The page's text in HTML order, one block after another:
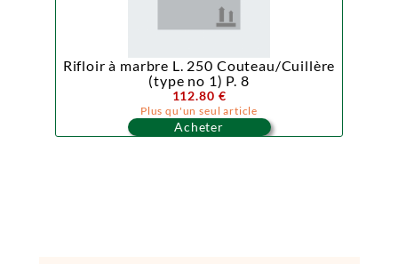
Rifloir à marbre L. 250 Couteau/Cuillère
(type no 1) P. 8
112.80 €
Plus qu'un seul article
Acheter